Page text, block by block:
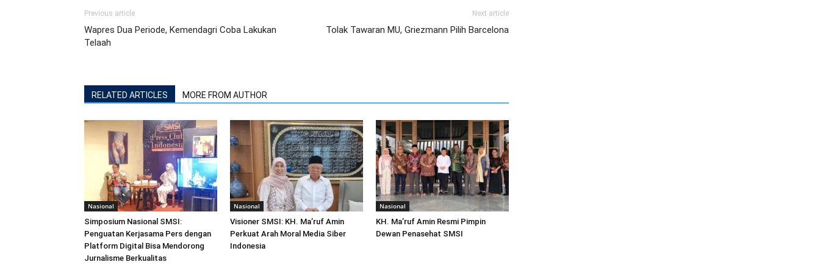
Previous article
Wapres Dua Periode, Kemendagri Coba Lakukan
Telaah
Next article
Tolak Tawaran MU, Griezmann Pilih Barcelona
RELATED ARTICLES MORE FROM AUTHOR
Nasional
Simposium Nasional SMSI:
Penguatan Kerjasama Pers dengan
Platform Digital Bisa Mendorong
Jurnalisme Berkualitas
Nasional
Visioner SMSI: KH. Ma’ruf Amin
Perkuat Arah Moral Media Siber
Indonesia
Nasional
KH. Ma’ruf Amin Resmi Pimpin
Dewan Penasehat SMSI